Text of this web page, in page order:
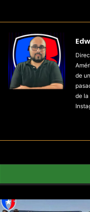
de
de